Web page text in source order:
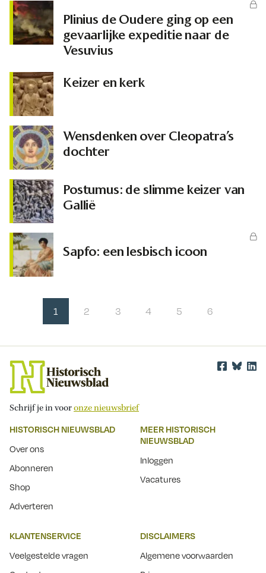
Plinius de Oudere ging op een
gevaarlijke expeditie naar de
Vesuvius
Keizer en kerk
Wensdenken over Cleopatra’s
dochter
Postumus: de slimme keizer van
Gallië
Sapfo: een lesbisch icoon
1 2 3 4 5 6
Schrijf je in vooronze nieuwsbrief
HISTORISCH NIEUWSBLAD
Over ons
Abonneren
Shop
Adverteren
MEER HISTORISCH
NIEUWSBLAD
Inloggen
Vacatures
KLANTENSERVICE
Veelgestelde vragen
DISCLAIMERS
Algemene voorwaarden